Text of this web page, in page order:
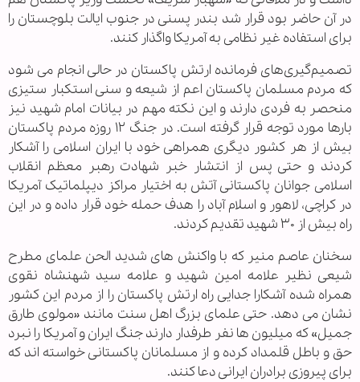
در آن حاضر بود قرار شد بندر پسنی در جنوب ایالت بلوچستان را
برای استفاده غیر نظامی به آمریکا واگذار کنند.
تصمیم‌گیری‌های فرمانده ارتش پاکستان در حالی انجام می شود
که مردم مسلمان پاکستان اعم از شیعه و سنی استکبار ستیزی
منحصر به فردی دارند و این نکته مهم در بیانات امام شهید نیز
بارها مورد توجه قرار گرفته است. در جنگ ۱۲ روزه مردم پاکستان
بیش از هر کشور دیگری همراهی خود با ایران اسلامی را آشکار
کردند و حتی پس از انتشار خبر شهادت رهبر معظم انقلاب
اسلامی جوانان پاکستانی آتش به اختیار مراکز دیپلماتیک آمریکا
در کراچی، لاهور و اسلام آباد را هدف حمله خود قرار داده و در این
راه بیش از ۳۰ شهید تقدیم کردند.
سخنان عاصم منیر که با واکنش های شدید الحن علمای مطرح
شیعی نظیر علامه امین شهید و علامه سید شهنشاه نقوی
همراه شده آشکارا جدایی راه ارتش پاکستان را از مردم این کشور
نشان می دهد. حتی علمای بزرگ اهل سنت مانند «مولوی طارق
جمیل» که میلیون ها نفر طرفدار دارند جنگ ایران و آمریکا را نبرد
حق و باطل قلمداد کرده و از مسلمانان پاکستانی خواسته اند که
برای پیروزی برادران ایرانی دعا کنند.